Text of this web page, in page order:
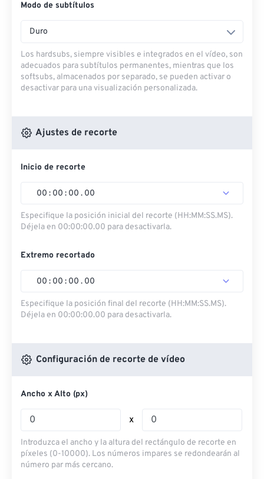
Modo de subtítulos
Duro
Los hardsubs, siempre visibles e integrados en el vídeo, son
adecuados para subtítulos permanentes, mientras que los
softsubs, almacenados por separado, se pueden activar o
desactivar para una visualización personalizada.
Ajustes de recorte
Inicio de recorte
00 : 00 : 00 . 00
Especifique la posición inicial del recorte (HH:MM:SS.MS).
Déjela en 00:00:00.00 para desactivarla.
Extremo recortado
00 : 00 : 00 . 00
Especifique la posición final del recorte (HH:MM:SS.MS).
Déjela en 00:00:00.00 para desactivarla.
Configuración de recorte de vídeo
Ancho x Alto (px)
x
Introduzca el ancho y la altura del rectángulo de recorte en
píxeles (0-10000). Los números impares se redondearán al
número par más cercano.